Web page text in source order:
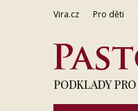
Vira.cz Pro děti